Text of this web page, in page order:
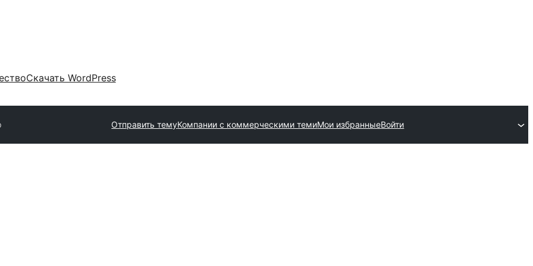
Скачать WordPress
Отправить темуКомпании с коммерческими темиМои избранныеВойти